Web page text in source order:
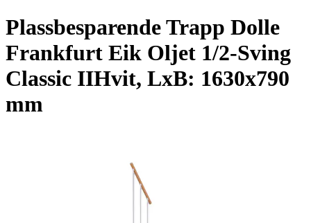
Plassbesparende Trapp Dolle
Frankfurt Eik Oljet 1/2-Sving
Classic IIHvit, LxB: 1630x790
mm